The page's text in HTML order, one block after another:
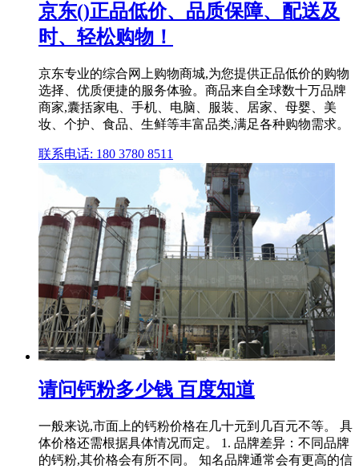
京东()正品低价、品质保障、配送及
时、轻松购物！
京东专业的综合网上购物商城,为您提供正品低价的购物
选择、优质便捷的服务体验。商品来自全球数十万品牌
商家,囊括家电、手机、电脑、服装、居家、母婴、美
妆、个护、食品、生鲜等丰富品类,满足各种购物需求。
联系电话: 180 3780 8511
请问钙粉多少钱 百度知道
一般来说,市面上的钙粉价格在几十元到几百元不等。 具
体价格还需根据具体情况而定。 1. 品牌差异：不同品牌
的钙粉,其价格会有所不同。 知名品牌通常会有更高的信